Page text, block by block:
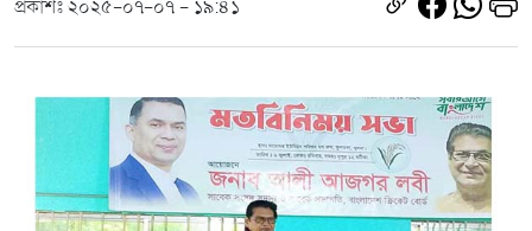
প্রকাশঃ ২০২৫-০৭-০৭ - ১৯:৪১